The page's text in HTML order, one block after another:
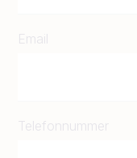
Email
Telefonnummer